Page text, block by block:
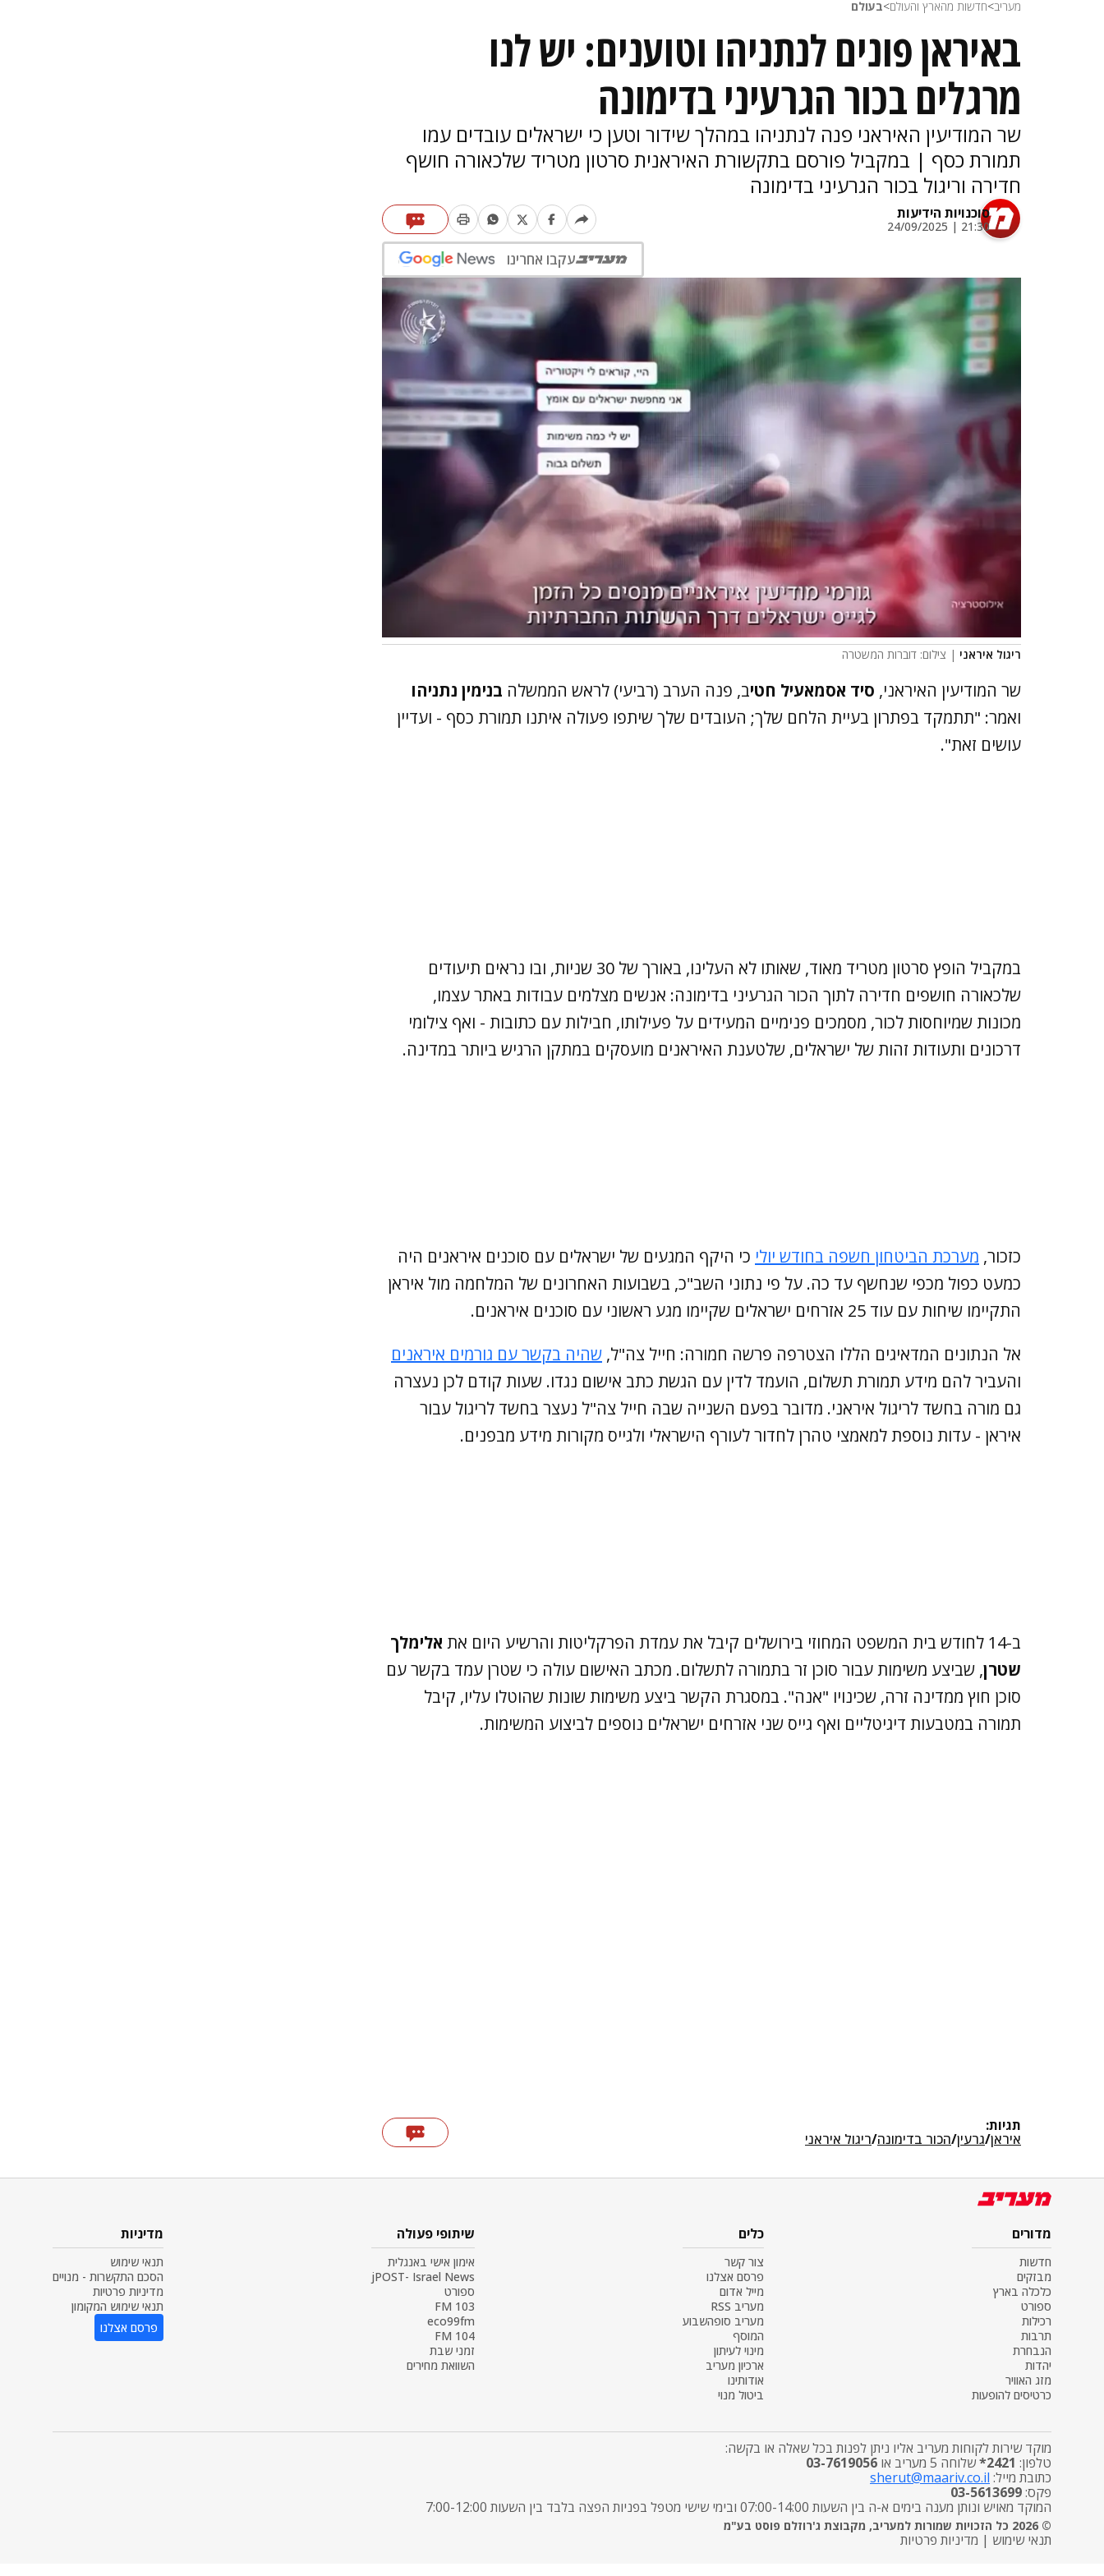
מעריב>חדשות מהארץ והעולם>בעולם
באיראן פונים לנתניהו וטוענים: יש לנו
מרגלים בכור הגרעיני בדימונה
שר המודיעין האיראני פנה לנתניהו במהלך שידור וטען כי ישראלים עובדים עמו
תמורת כסף | במקביל פורסם בתקשורת האיראנית סרטון מטריד שלכאורה חושף
חדירה וריגול בכור הגרעיני בדימונה
סוכנויות הידיעות
21:30 | 24/09/2025
עקבו אחרינו
ריגול איראני | צילום: דוברות המשטרה
שר המודיעין האיראני, סיד אסמאעיל חטיב, פנה הערב (רביעי) לראש הממשלה בנימין נתניהו
ואמר: "תתמקד בפתרון בעיית הלחם שלך; העובדים שלך שיתפו פעולה איתנו תמורת כסף - ועדיין
עושים זאת".
במקביל הופץ סרטון מטריד מאוד, שאותו לא העלינו, באורך של 30 שניות, ובו נראים תיעודים
שלכאורה חושפים חדירה לתוך הכור הגרעיני בדימונה: אנשים מצלמים עבודות באתר עצמו,
מכונות שמיוחסות לכור, מסמכים פנימיים המעידים על פעילותו, חבילות עם כתובות - ואף צילומי
דרכונים ותעודות זהות של ישראלים, שלטענת האיראנים מועסקים במתקן הרגיש ביותר במדינה.
כזכור, מערכת הביטחון חשפה בחודש יולי כי היקף המגעים של ישראלים עם סוכנים איראנים היה
כמעט כפול מכפי שנחשף עד כה. על פי נתוני השב"כ, בשבועות האחרונים של המלחמה מול איראן
התקיימו שיחות עם עוד 25 אזרחים ישראלים שקיימו מגע ראשוני עם סוכנים איראנים.
אל הנתונים המדאיגים הללו הצטרפה פרשה חמורה: חייל צה"ל, שהיה בקשר עם גורמים איראנים
והעביר להם מידע תמורת תשלום, הועמד לדין עם הגשת כתב אישום נגדו. שעות קודם לכן נעצרה
גם מורה בחשד לריגול איראני. מדובר בפעם השנייה שבה חייל צה"ל נעצר בחשד לריגול עבור
איראן - עדות נוספת למאמצי טהרן לחדור לעורף הישראלי ולגייס מקורות מידע מבפנים.
ב-14 לחודש בית המשפט המחוזי בירושלים קיבל את עמדת הפרקליטות והרשיע היום את
אלימלך
שטרן, שביצע משימות עבור סוכן זר בתמורה לתשלום. מכתב האישום עולה כי שטרן עמד בקשר עם
סוכן חוץ ממדינה זרה, שכינויו "אנה". במסגרת הקשר ביצע משימות שונות שהוטלו עליו, קיבל
תמורה במטבעות דיגיטליים ואף גייס שני אזרחים ישראלים נוספים לביצוע המשימות.
תגיות:
איראן/גרעין/הכור בדימונה/ריגול איראני
מדורים
חדשות
מבזקים
כלכלה בארץ
ספורט
רכילות
תרבות
הנבחרת
יהדות
מזג האוויר
כרטיסים להופעות
כלים
צור קשר
פרסם אצלנו
מייל אדום
מעריב RSS
מעריב סופהשבוע
המוסף
מינוי לעיתון
ארכיון מעריב
אודותינו
ביטול מנוי
שיתופי פעולה
אימון אישי באנגלית
jPOST- Israel News
ספורט
103 FM
eco99fm
104 FM
זמני שבת
השוואת מחירים
מדיניות
תנאי שימוש
הסכם התקשרות - מנויים
מדיניות פרטיות
תנאי שימוש המקומון
פרסם אצלנו
מוקד שירות לקוחות מעריב אליו ניתן לפנות בכל שאלה או בקשה:
טלפון: 2421* שלוחה 5 מעריב או
03-7619056
כתובת מייל: sherut@maariv.co.il
פקס:03-5613699
המוקד מאויש ונותן מענה בימים א-ה בין השעות 07:00-14:00 ובימי שישי מטפל בפניות הפצה בלבד בין השעות 7:00-12:00
© 2026 כל הזכויות שמורות למעריב, מקבוצת ג'רוזלם פוסט בע"מ
תנאי שימוש | מדיניות פרטיות